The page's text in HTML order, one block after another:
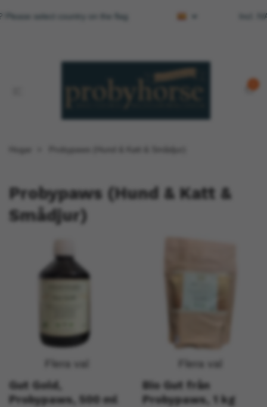
select country on the flag Incl.
Probypaws (Hund & Katt &
Smådjur)
Flera val
Gut Gold,
Probypaws, 500 ml
Flera val
Bio Gut från
Probypaws, 1 kg